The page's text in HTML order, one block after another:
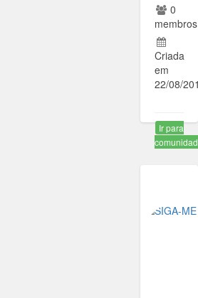
0
membros
Criada
em
22/08/
Ir para